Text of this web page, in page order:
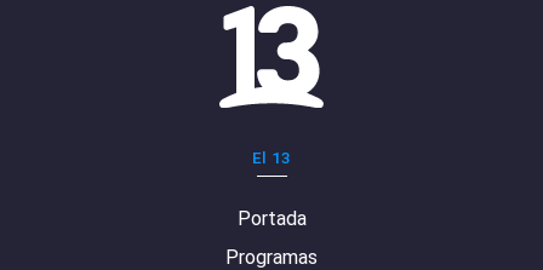
El 13
Portada
Programas